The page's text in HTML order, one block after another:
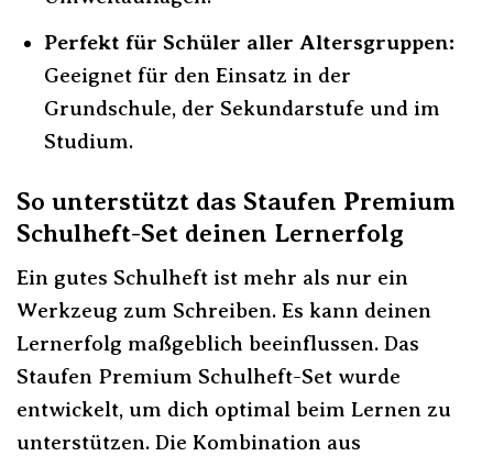
Perfekt für Schüler aller Altersgruppen:
Geeignet für den Einsatz in der
Grundschule, der Sekundarstufe und im
Studium.
So unterstützt das Staufen Premium
Schulheft-Set deinen Lernerfolg
Ein gutes Schulheft ist mehr als nur ein
Werkzeug zum Schreiben. Es kann deinen
Lernerfolg maßgeblich beeinflussen. Das
Staufen Premium Schulheft-Set wurde
entwickelt, um dich optimal beim Lernen zu
unterstützen. Die Kombination aus